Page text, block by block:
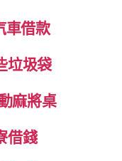
車借款
垃圾袋
麻將桌
借錢